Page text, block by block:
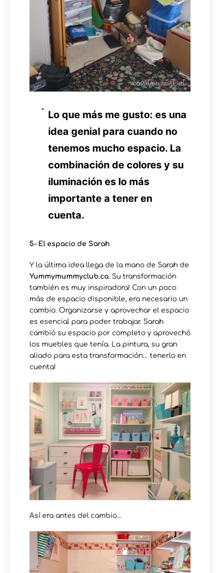
Lo que más me gusto: es una
idea genial para cuando no
tenemos mucho espacio. La
combinación de colores y su
iluminación es lo más
importante a tener en
cuenta.
5- El espacio de Sarah
Y la última idea llega de la mano de Sarah de
Yummymummyclub.ca. Su transformación
también es muy inspiradora! Con un poco
más de espacio disponible, era necesario un
cambio. Organizarse y aprovechar el espacio
es esencial para poder trabajar. Sarah
cambió su espacio por completo y aprovechó
los muebles que tenía. La pintura, su gran
aliado para esta transformación… tenerlo en
cuenta!
Así era antes del cambio…